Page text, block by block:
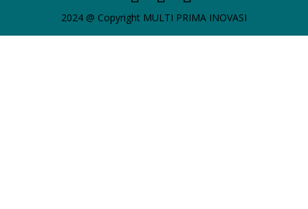
2024 @ Copyright MULTI PRIMA INOVASI